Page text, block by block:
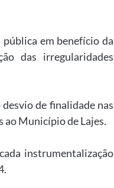
em benefício da
das irregularidades
de finalidade nas
ao Município de Lajes.
instrumentalização